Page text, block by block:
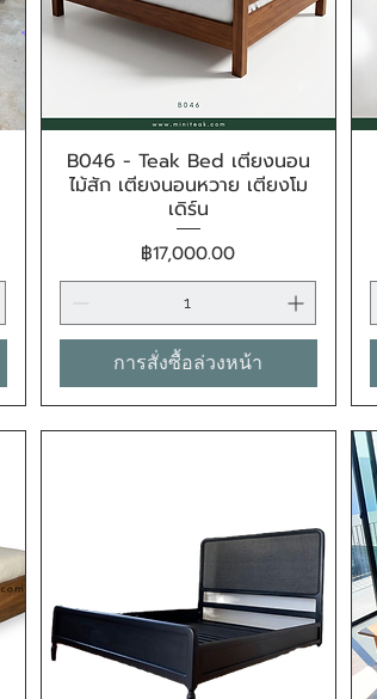
ดูข้อมูลด่วน
B046 - Teak Bed เตียงนอน
ไม้สัก เตียงนอนหวาย เตียงโม
เดิร์น
ราคา
฿17,000.00
การสั่งซื้อล่วงหน้า